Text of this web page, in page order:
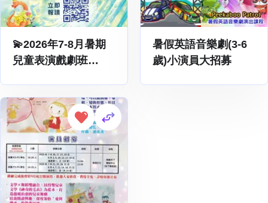
💫2026年7-8月暑期
兒童表演戲劇班
Radiant Theatre
暑假英語音樂劇(3-6
歲)小演員大招募